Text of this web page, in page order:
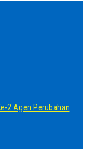
2 Agen Perubahan